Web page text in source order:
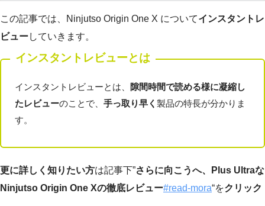
この記事では、Ninjutso Origin One X についてインスタントレ
ビューしていきます。
インスタントレビューとは
インスタントレビューとは、
隙間時間で読める様に凝縮し
たレビューのことで、手っ取り早く製品の特長が分かりま
す。
更に詳しく知りたい方は記事下”さらに向こうへ、Plus Ultraな
Ninjutso Origin One Xの徹底レビュー#read-mora“をクリック